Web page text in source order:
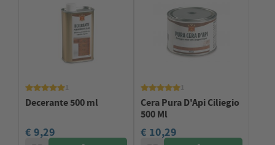
Decerante 500 ml
€ 9,29
Cera Pura D'Api Ciliegio
500 Ml
€ 10,29